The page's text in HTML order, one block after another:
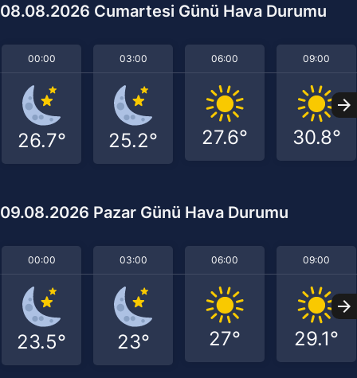
08.08.2026 Cumartesi Günü Hava Durumu
00:00
26.7°
03:00
25.2°
06:00
27.6°
09:00
30.8°
09.08.2026 Pazar Günü Hava Durumu
00:00
23.5°
03:00
23°
06:00
27°
09:00
29.1°